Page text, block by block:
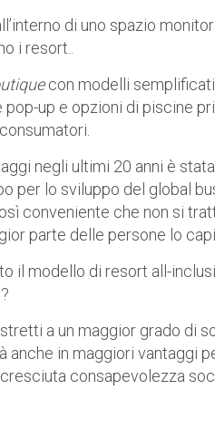
di uno spazio
i resort..
con modelli
pop-up e opzioni di piscine
negli ultimi 20 anni è
per lo sviluppo del global
conveniente che non si
parte delle persone lo
il modello di resort all-
a un maggior grado di
anche in maggiori vantaggi
consapevolezza